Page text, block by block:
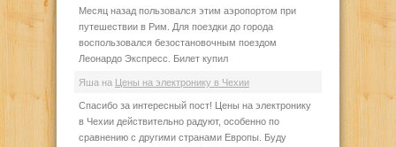
Месяц назад пользовался этим аэропортом при
путешествии в Рим. Для поездки до города
воспользовался безостановочным поездом
Леонардо Экспресс. Билет купил
Яша на Цены на электронику в Чехии
Спасибо за интересный пост! Цены на электронику
в Чехии действительно радуют, особенно по
сравнению с другими странами Европы. Буду